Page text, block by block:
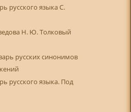
русского языка С.
Н. Ю. Толковый
русских синонимов
русского языка. Под